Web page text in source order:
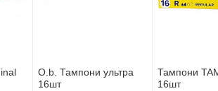
O.b. Тампони ультра
16шт
Тампони
16шт